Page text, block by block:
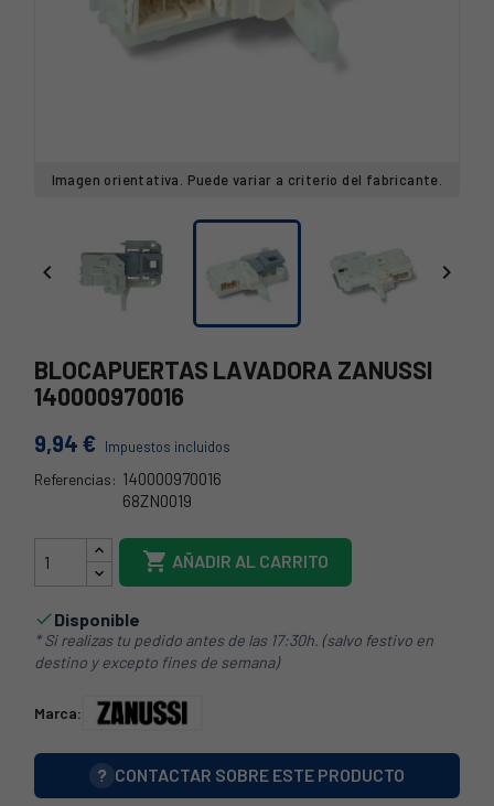
Imagen orientativa. Puede variar a criterio del fabricante.
 
BLOCAPUERTAS LAVADORA ZANUSSI
140000970016
9,94 € Impuestos incluidos
Referencias: 140000970016
68ZN0019
 AÑADIR AL CARRITO
Disponible
* Si realizas tu pedido antes de las 17:30h. (salvo festivo en
destino y excepto fines de semana)
Marca:
? CONTACTAR SOBRE ESTE PRODUCTO